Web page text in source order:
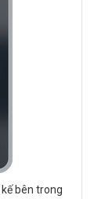
bên trong